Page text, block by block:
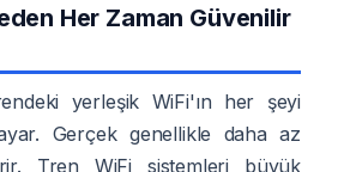
Her Zaman Güvenilir
yerleşik WiFi'ın her şeyi
Gerçek genellikle daha az
Tren WiFi sistemleri büyük